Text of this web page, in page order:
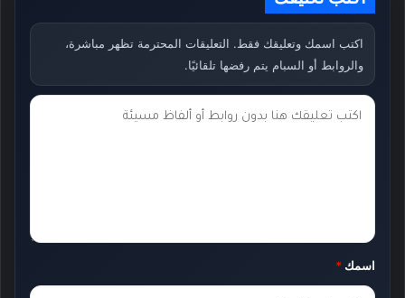
اكتب اسمك وتعليقك فقط. التعليقات المحترمة تظهر مباشرة،
والروابط أو السبام يتم رفضها تلقائيًا.
ت
ك
*
اسمك *